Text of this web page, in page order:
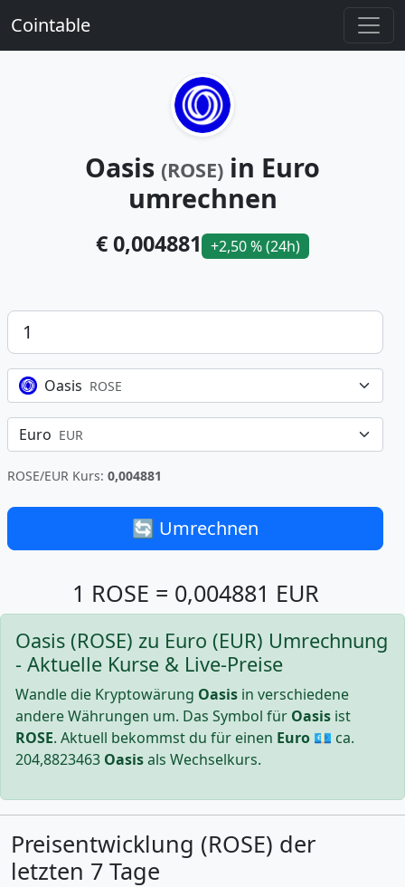
Cointable
Oasis (ROSE) in Euro
umrechnen
€ 0,004881 +2,50 % (24h)
Betrag
Oasis ROSE
Euro EUR
ROSE/EUR Kurs: 0,004881
🔄 Umrechnen
1 ROSE = 0,004881 EUR
Oasis (ROSE) zu Euro (EUR) Umrechnung
- Aktuelle Kurse & Live-Preise
Wandle die Kryptowärung Oasis in verschiedene
andere Währungen um. Das Symbol für Oasis ist
ROSE. Aktuell bekommst du für einen Euro 💶 ca.
204,8823463 Oasisals Wechselkurs.
Preisentwicklung (ROSE) der
letzten 7 Tage